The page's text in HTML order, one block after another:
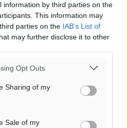
information by third parties on the
This information may
parties on the IAB’s List of
may further disclose it to other
Opt Outs
Sharing of my
Sale of my